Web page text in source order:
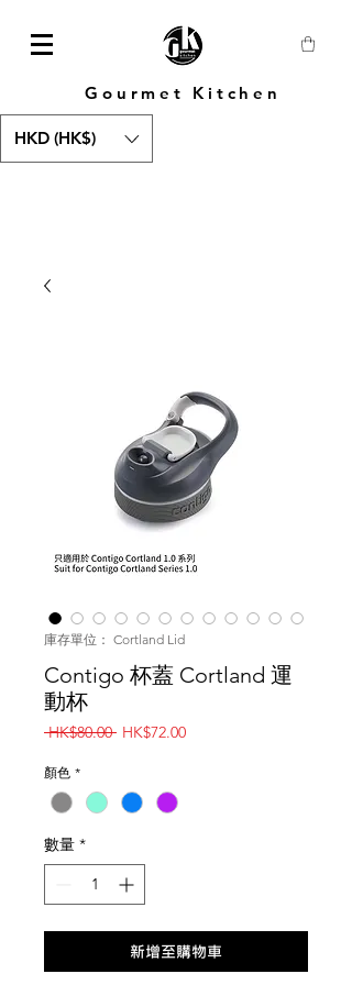
Gourmet Kitchen
HKD (HK$)
庫存單位： Cortland Lid
Contigo 杯蓋 Cortland 運
動杯
HK$80.00 一
格
HK$72.00促
顏色 *
數量 *
新增至購物車